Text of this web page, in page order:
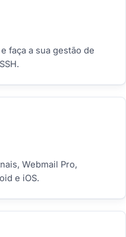
faça a sua gestão de
Webmail Pro,
e iOS.